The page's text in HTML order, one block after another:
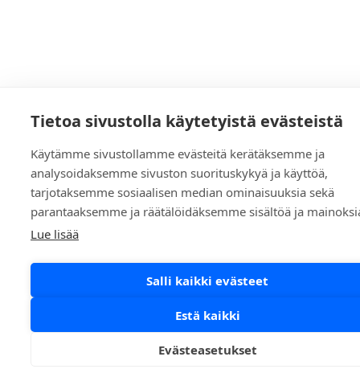
Tietoa sivustolla käytetyistä evästeistä
Käytämme sivustollamme evästeitä kerätäksemme ja
analysoidaksemme sivuston suorituskykyä ja käyttöä,
tarjotaksemme sosiaalisen median ominaisuuksia sekä
parantaaksemme ja räätälöidäksemme sisältöä ja
Lue lisää
Salli kaikki evästeet
Estä kaikki
Evästeasetukset